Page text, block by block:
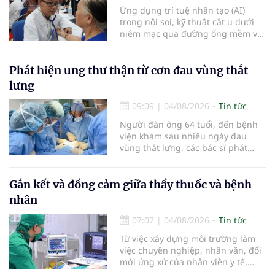
Ứng dụng trí tuệ nhân tạo (AI)
trong nội soi, kỹ thuật cắt u dưới
niêm mạc qua đường ống mềm và
là những nội dung trọng tâm được
báo cáo tại Hội thảo khoa học cập
tiêu hóa - gan mật vừa diễn ra
ngày 1/8 tại Bệnh viện Đại học
quốc tế Hồng Bàng.
Phát hiện ung thư thận từ cơn đau vùng thắt
lưng
09:09 | 04/08/2026
Tin tức
Người đàn ông 64 tuổi, đến bệnh
viện khám sau nhiều ngày đau
vùng thắt lưng, các bác sĩ phát
biểu mô tế bào thận. Với khối u còn
ở giai đoạn sớm, người bệnh được
bằng phẫu thuật robot thay vì phải
cắt bỏ toàn bộ quả thận như trước
đây.
Gắn kết và đồng cảm giữa thầy thuốc và bệnh
nhân
07:07 | 04/08/2026
Tin tức
Từ việc xây dựng môi trường làm
việc chuyên nghiệp, nhân văn, đổi
mới ứng xử của nhân viên y tế,